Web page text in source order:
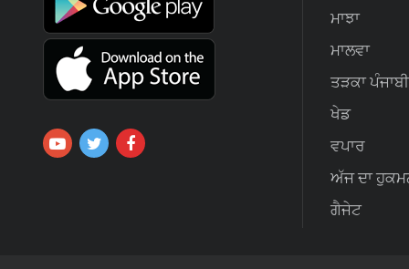
ਮਾਝਾ
ਮਾਲਵਾ
ਤੜਕਾ ਪੰਜਾਬੀ
ਖੇਡ
ਵਪਾਰ
ਅੱਜ ਦਾ
ਗੈਜੇਟ